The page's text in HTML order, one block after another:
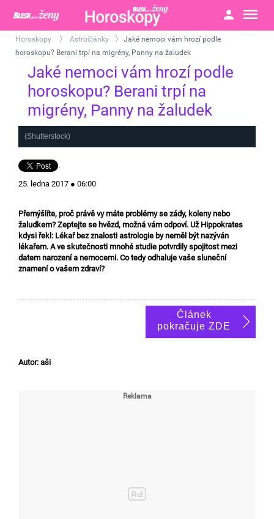
Horoskopy Astročlánky
Jaké nemoci vám hrozí podle
horoskopu? Berani trpí na migrény, Panny na žaludek
Jaké nemoci vám hrozí podle
horoskopu? Berani trpí na
migrény, Panny na žaludek
(Shutterstock)
.
25. ledna 2017 ● 06:00
Přemýšlíte, proč právě vy máte problémy se zády, koleny nebo
žaludkem? Zeptejte se hvězd, možná vám odpoví. Už Hippokrates
kdysi řekl: Lékař bez znalosti astrologie by neměl být nazýván
lékařem. A ve skutečnosti mnohé studie potvrdily spojitost mezi
datem narození a nemocemi. Co tedy odhaluje vaše sluneční
znamení o vašem zdraví?
Článek
pokračuje ZDE
Autor: aši